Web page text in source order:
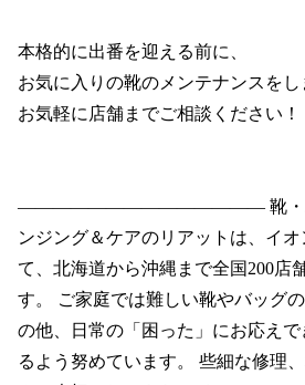
本格的に出番を迎える前に、
お気に入りの靴のメンテナンスをし
お気軽に店舗までご相談ください！
―――――――――――――― 靴・バ
ンジング＆ケアのリアットは、イ
て、北海道から沖縄まで全国200店
す。 ご家庭では難しい靴やバッグ
の他、日常の「困った」にお応え
るよう努めています。 些細な修理